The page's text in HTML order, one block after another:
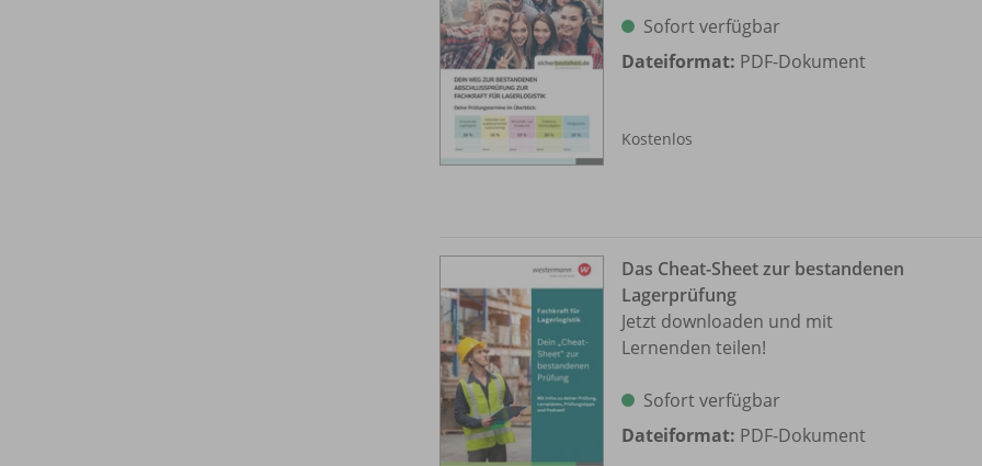
Sofort verfügbar
Dateiformat: PDF-Dokument
Kostenlos
Das Cheat-Sheet zur bestandenen
Lagerprüfung
Jetzt downloaden und mit
Lernenden teilen!
Sofort verfügbar
Dateiformat: PDF-Dokument